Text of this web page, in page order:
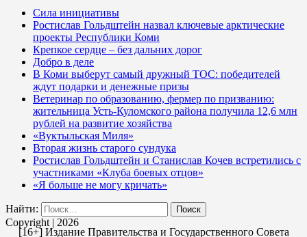
Сила инициативы
Ростислав Гольдштейн назвал ключевые арктические
проекты Республики Коми
Крепкое сердце – без дальних дорог
Добро в деле
В Коми выберут самый дружный ТОС: победителей
ждут подарки и денежные призы
Ветеринар по образованию, фермер по призванию:
жительница Усть-Куломского района получила 12,6 млн
рублей на развитие хозяйства
«Вуктыльская Миля»
Вторая жизнь старого сундука
Ростислав Гольдштейн и Станислав Кочев встретились с
участниками «Клуба боевых отцов»
«Я больше не могу кричать»
Найти:
Copyright | 2026
[16+] Издание Правительства и Государственного Совета